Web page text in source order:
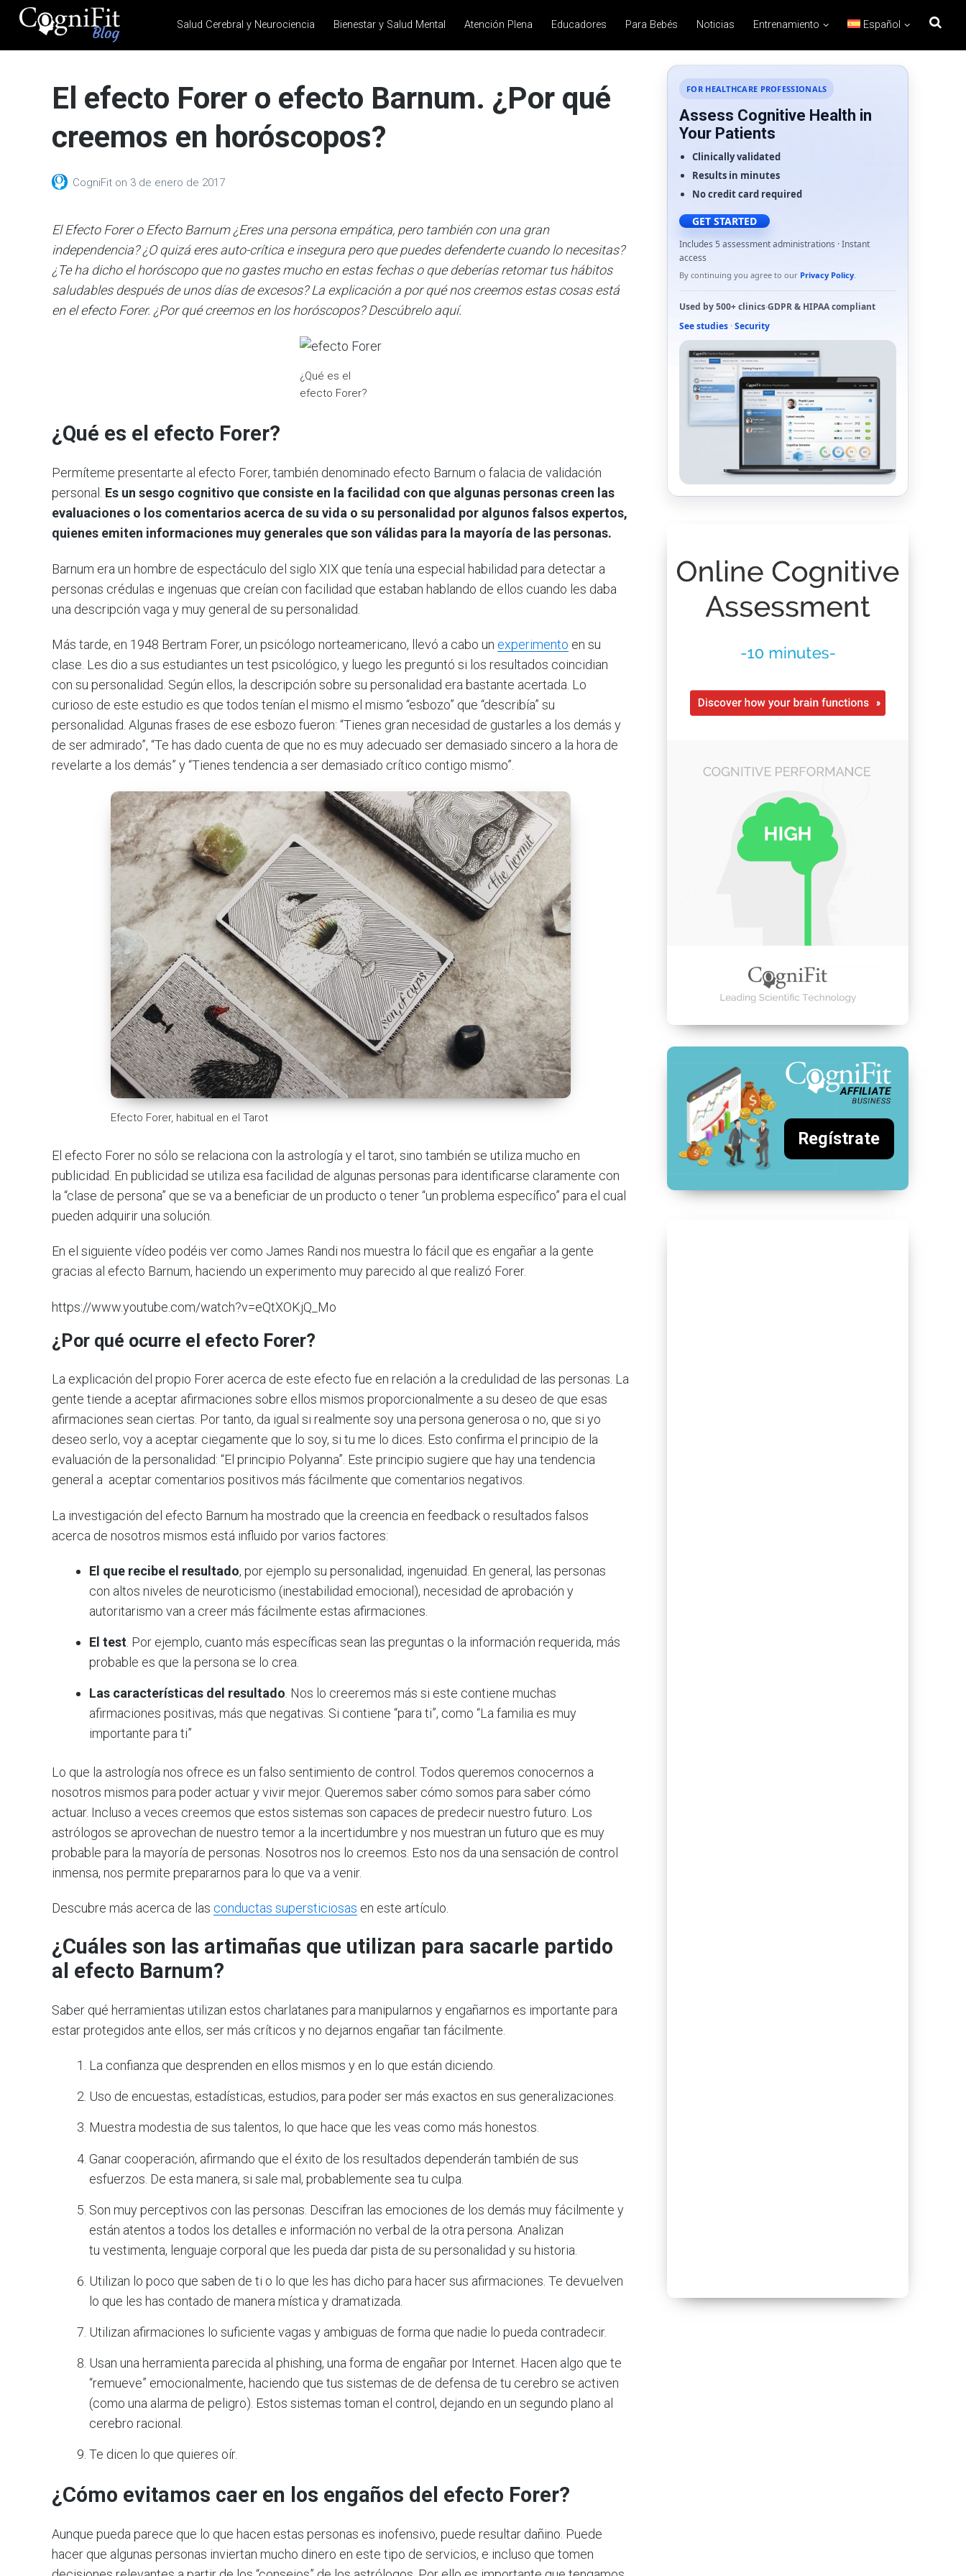
CogniFit
Health
Brain Training, Mental
Salud Cerebral y Neurociencia Bienestar y Salud Mental Atención Plena Educadores Para Bebés Noticias Entrenamiento Español
El efecto Forer o efecto Barnum. ¿Por qué
creemos en horóscopos?
CogniFit on 3 de enero de 2017
El Efecto Forer o Efecto Barnum ¿Eres una persona empática, pero también con una gran
independencia? ¿O quizá eres auto-crítica e insegura pero que puedes defenderte cuando lo necesitas?
¿Te ha dicho el horóscopo que no gastes mucho en estas fechas o que deberías retomar tus hábitos
saludables después de unos días de excesos? La explicación a por qué nos creemos estas cosas está
en el efecto Forer. ¿Por qué creemos en los horóscopos? Descúbrelo aquí.
¿Qué es el
efecto Forer?
¿Qué es el efecto Forer?
Permíteme presentarte al efecto Forer, también denominado efecto Barnum o falacia de validación
personal. Es un sesgo cognitivo que consiste en la facilidad con que algunas personas creen las
evaluaciones o los comentarios acerca de su vida o su personalidad por algunos falsos expertos,
quienes emiten informaciones muy generales que son válidas para la mayoría de las personas.
Barnum era un hombre de espectáculo del siglo XIX que tenía una especial habilidad para detectar a
personas crédulas e ingenuas que creían con facilidad que estaban hablando de ellos cuando les daba
una descripción vaga y muy general de su personalidad.
Más tarde, en 1948 Bertram Forer, un psicólogo norteamericano, llevó a cabo un experimento en su
clase. Les dio a sus estudiantes un test psicológico, y luego les preguntó si los resultados coincidian
con su personalidad. Según ellos, la descripción sobre su personalidad era bastante acertada. Lo
curioso de este estudio es que todos tenían el mismo el mismo “esbozo” que “describía” su
personalidad. Algunas frases de ese esbozo fueron: “Tienes gran necesidad de gustarles a los demás y
de ser admirado”, “Te has dado cuenta de que no es muy adecuado ser demasiado sincero a la hora de
revelarte a los demás” y “Tienes tendencia a ser demasiado crítico contigo mismo”.
Efecto Forer, habitual en el Tarot
El efecto Forer no sólo se relaciona con la astrología y el tarot, sino también se utiliza mucho en
publicidad. En publicidad se utiliza esa facilidad de algunas personas para identificarse claramente con
la “clase de persona” que se va a beneficiar de un producto o tener “un problema específico” para el cual
pueden adquirir una solución.
En el siguiente vídeo podéis ver como James Randi nos muestra lo fácil que es engañar a la gente
gracias al efecto Barnum, haciendo un experimento muy parecido al que realizó Forer.
https://www.youtube.com/watch?v=eQtXOKjQ_Mo
¿Por qué ocurre el efecto Forer?
La explicación del propio Forer acerca de este efecto fue en relación a la credulidad de las personas. La
gente tiende a aceptar afirmaciones sobre ellos mismos proporcionalmente a su deseo de que esas
afirmaciones sean ciertas. Por tanto, da igual si realmente soy una persona generosa o no, que si yo
deseo serlo, voy a aceptar ciegamente que lo soy, si tu me lo dices. Esto confirma el principio de la
evaluación de la personalidad: “El principio Polyanna”. Este principio sugiere que hay una tendencia
general a aceptar comentarios positivos más fácilmente que comentarios negativos.
La investigación del efecto Barnum ha mostrado que la creencia en feedback o resultados falsos
acerca de nosotros mismos está influido por varios factores:
El que recibe el resultado, por ejemplo su personalidad, ingenuidad. En general, las personas
con altos niveles de neuroticismo (inestabilidad emocional), necesidad de aprobación y
autoritarismo van a creer más fácilmente estas afirmaciones.
El test. Por ejemplo, cuanto más específicas sean las preguntas o la información requerida, más
probable es que la persona se lo crea.
Las características del resultado. Nos lo creeremos más si este contiene muchas
afirmaciones positivas, más que negativas. Si contiene “para ti”, como “La familia es muy
importante para ti”
Lo que la astrología nos ofrece es un falso sentimiento de control. Todos queremos conocernos a
nosotros mismos para poder actuar y vivir mejor. Queremos saber cómo somos para saber cómo
actuar. Incluso a veces creemos que estos sistemas son capaces de predecir nuestro futuro. Los
astrólogos se aprovechan de nuestro temor a la incertidumbre y nos muestran un futuro que es muy
probable para la mayoría de personas. Nosotros nos lo creemos. Esto nos da una sensación de control
inmensa, nos permite prepararnos para lo que va a venir.
Descubre más acerca de las conductas supersticiosas en este artículo.
¿Cuáles son las artimañas que utilizan para sacarle partido
al efecto Barnum?
Saber qué herramientas utilizan estos charlatanes para manipularnos y engañarnos es importante para
estar protegidos ante ellos, ser más críticos y no dejarnos engañar tan fácilmente.
La confianza que desprenden en ellos mismos y en lo que están diciendo.
Uso de encuestas, estadísticas, estudios, para poder ser más exactos en sus generalizaciones.
Muestra modestia de sus talentos, lo que hace que les veas como más honestos.
Ganar cooperación, afirmando que el éxito de los resultados dependerán también de sus
esfuerzos. De esta manera, si sale mal, probablemente sea tu culpa.
Son muy perceptivos con las personas. Descifran las emociones de los demás muy fácilmente y
están atentos a todos los detalles e información no verbal de la otra persona. Analizan
tu vestimenta, lenguaje corporal que les pueda dar pista de su personalidad y su historia.
Utilizan lo poco que saben de ti o lo que les has dicho para hacer sus afirmaciones. Te devuelven
lo que les has contado de manera mística y dramatizada.
Utilizan afirmaciones lo suficiente vagas y ambiguas de forma que nadie lo pueda contradecir.
Usan una herramienta parecida al phishing, una forma de engañar por Internet. Hacen algo que te
“remueve” emocionalmente, haciendo que tus sistemas de de defensa de tu cerebro se activen
(como una alarma de peligro). Estos sistemas toman el control, dejando en un segundo plano al
cerebro racional.
Te dicen lo que quieres oír.
¿Cómo evitamos caer en los engaños del efecto Forer?
Aunque pueda parece que lo que hacen estas personas es inofensivo, puede resultar dañino. Puede
hacer que algunas personas inviertan mucho dinero en este tipo de servicios, e incluso que tomen
FOR HEALTHCARE PROFESSIONALS
Assess Cognitive Health in
Your Patients
Clinically validated
Results in minutes
No credit card required
GET STARTED
Includes 5 assessment administrations · Instant
access
By continuing you agree to our Privacy Policy.
Used by500+ clinics·GDPR& HIPAAcompliant
See studies · Security
Regístrate